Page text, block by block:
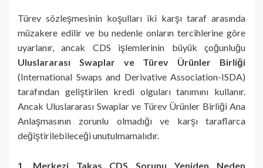
Türev sözleşmesinin koşulları iki karşı taraf arasında
müzakere edilir ve bu nedenle onların tercihlerine göre
uyarlanır, ancak CDS işlemlerinin büyük çoğunluğu
Uluslararası Swaplar ve Türev Ürünler Birliği
(International Swaps and Derivative Association-ISDA)
tarafından geliştirilen kredi olguları tanımını kullanır.
Ancak Uluslararası Swaplar ve Türev Ürünler Birliği Ana
Anlaşmasının zorunlu olmadığı ve karşı taraflarca
değiştirilebileceği unutulmamalıdır.
1. Merkezi Takas CDS Sorunu Yeniden Neden